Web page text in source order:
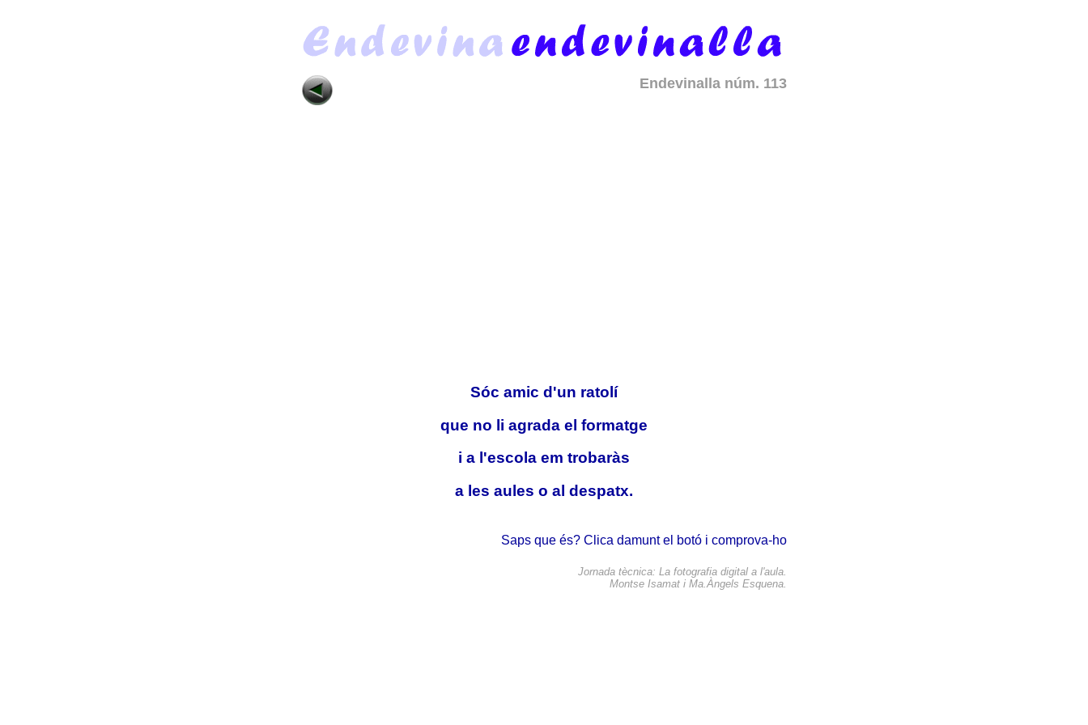
Endevinalla núm. 113
Sóc amic d'un ratolí
que no li agrada el formatge
i a l'escola em trobaràs
a les aules o al despatx.
Saps que és? Clica damunt el botó i comprova-ho
Jornada tècnica: La fotografia digital a l'aula.
Montse Isamat i Ma.Àngels Esquena.